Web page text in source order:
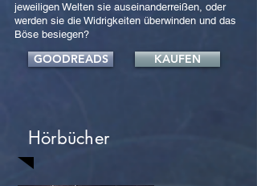
jeweiligen Welten sie auseinanderreißen, oder
werden sie die Widrigkeiten überwinden und das
Böse besiegen?
GOODREADS KAUFEN
Hörbücher